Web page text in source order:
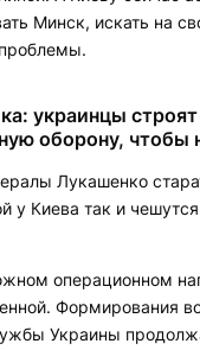
Минск, искать на
украинцы строят
оборону, чтобы
Лукашенко
у Киева так и
операционном
Формирования
Украины